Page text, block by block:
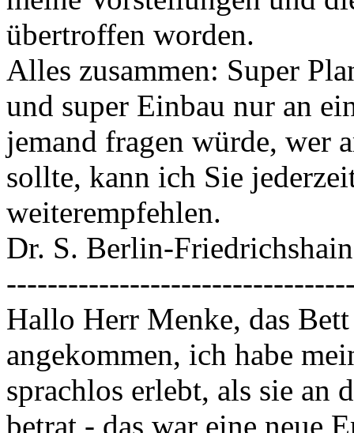
übertroffen worden.
Alles zusammen: Super
und super Einbau nur an
jemand fragen würde, wer
sollte, kann ich Sie
weiterempfehlen.
Dr. S. Berlin-Friedrichshain
Hallo Herr Menke, das
angekommen, ich habe
sprachlos erlebt, als sie an
betrat - das war eine neue